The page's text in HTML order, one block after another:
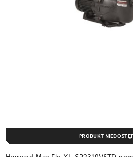
PRODUKT